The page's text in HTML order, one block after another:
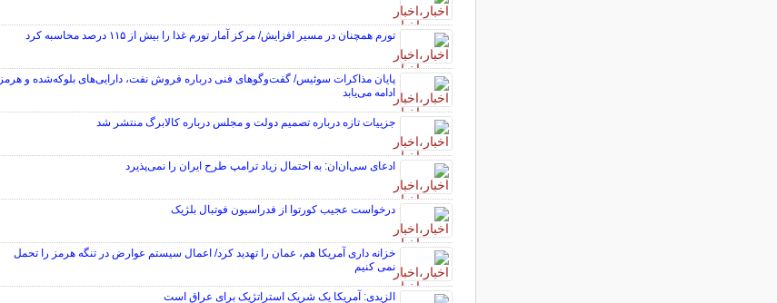
تورم همچنان در مسیر افزایش/ مرکز آمار تورم غذا را بیش از ۱۱۵ درصد محاسبه کرد
پایان مذاکرات سوئیس/ گفت‌وگوهای فنی درباره فروش نفت، دارایی‌های بلوکه‌شده و هرمز
ادامه می‌یابد
جزییات تازه درباره تصمیم دولت و مجلس درباره کالابرگ منتشر شد
ادعای سی‌ان‌ان: به احتمال زیاد ترامپ طرح ایران را نمی‌پذیرد
درخواست عجیب کورتوا از فدراسیون فوتبال بلژیک
خزانه داری آمریکا هم، عمان را تهدید کرد/ اعمال سیستم عوارض در تنگه هرمز را تحمل
نمی کنیم
الزیدی: آمریکا یک شریک استراتژیک برای عراق است